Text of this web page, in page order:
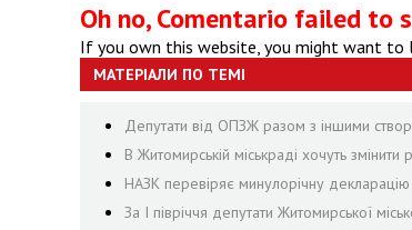
Oh no, Comentario failed to
If you own this website, you might want
МАТЕРІАЛИ ПО ТЕМІ
Депутати від ОПЗЖ разом з іншими
В Житомирській міськраді хочуть
НАЗК перевіряє минулорічну
За І півріччя депутати Житомирської